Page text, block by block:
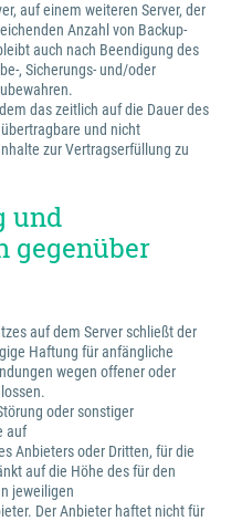
auf einem weiteren Server, der
Anzahl von Backup-
auch nach Beendigung des
, Sicherungs- und/oder
das zeitlich auf die Dauer des
und nicht
zur Vertragserfüllung zu
und
gegenüber
auf dem Server schließt der
Haftung für anfängliche
wegen offener oder
oder sonstiger
auf
Anbieters oder Dritten, für die
auf die Höhe des für den
jeweiligen
Der Anbieter haftet nicht für